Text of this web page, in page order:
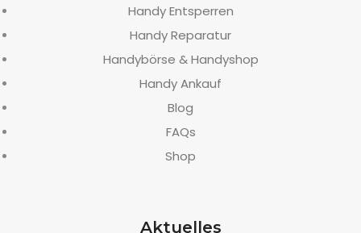
Handy Entsperren
Handy Reparatur
Handybörse & Handyshop
Handy Ankauf
Blog
FAQs
Shop
Aktuelles